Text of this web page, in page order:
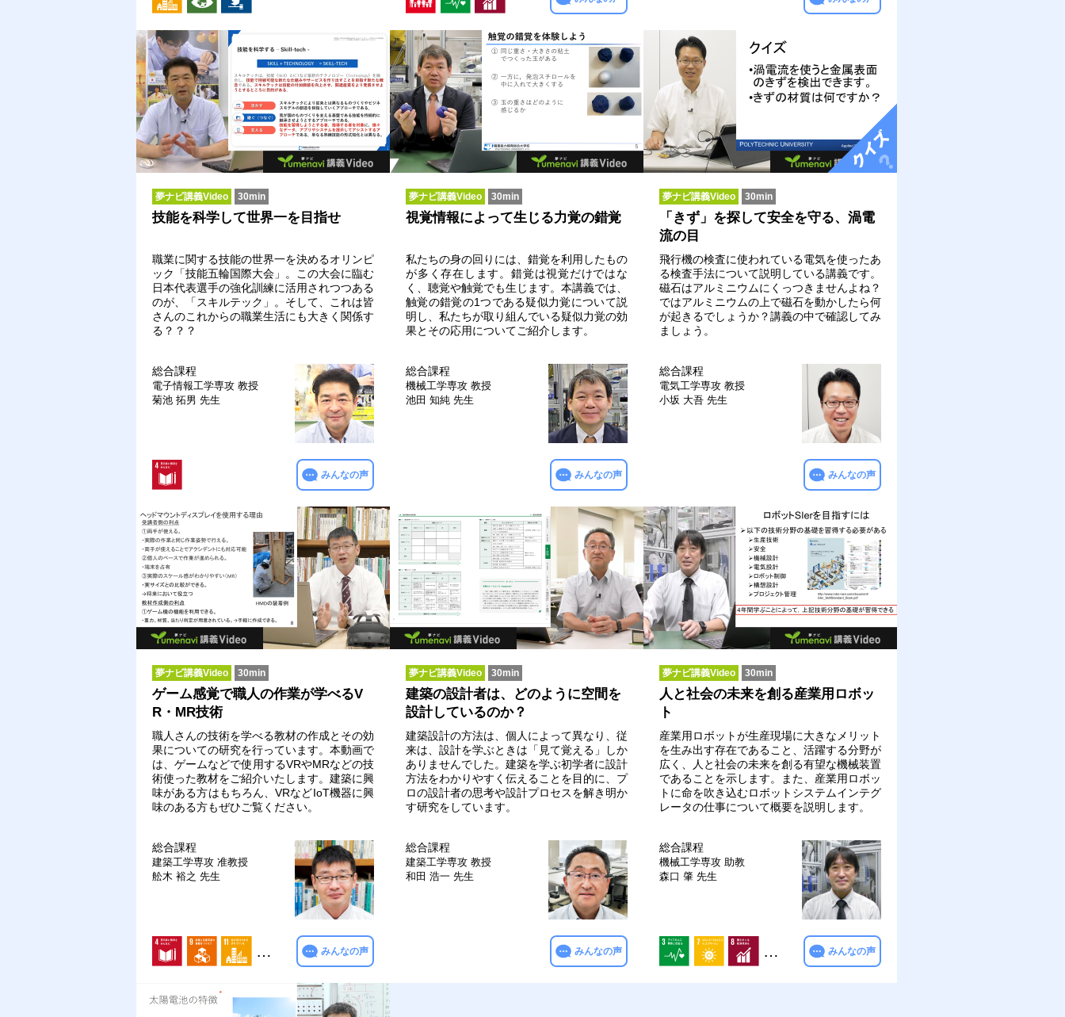
夢ナビ講義Video 30min
技能を科学して世界一を目指せ
職業に関する技能の世界一を決めるオリンピ
ック「技能五輪国際大会」。この大会に臨む
日本代表選手の強化訓練に活用されつつある
のが、「スキルテック」。そして、これは皆
さんのこれからの職業生活にも大きく関係す
る？？？
総合課程
電子情報工学専攻 教授
菊池 拓男 先生
みんなの声
夢ナビ講義Video 30min
視覚情報によって生じる力覚の錯覚
私たちの身の回りには、錯覚を利用したもの
が多く存在します。錯覚は視覚だけではな
く、聴覚や触覚でも生じます。本講義では、
触覚の錯覚の1つである疑似力覚について説
明し、私たちが取り組んでいる疑似力覚の効
果とその応用についてご紹介します。
総合課程
機械工学専攻 教授
池田 知純 先生
みんなの声
夢ナビ講義Video 30min
「きず」を探して安全を守る、渦電
流の目
飛行機の検査に使われている電気を使ったあ
る検査手法について説明している講義です。
磁石はアルミニウムにくっつきませんよね？
ではアルミニウムの上で磁石を動かしたら何
が起きるでしょうか？講義の中で確認してみ
ましょう。
総合課程
電気工学専攻 教授
小坂 大吾 先生
みんなの声
夢ナビ講義Video 30min
ゲーム感覚で職人の作業が学べるV
R・MR技術
職人さんの技術を学べる教材の作成とその効
果についての研究を行っています。本動画で
は、ゲームなどで使用するVRやMRなどの技
術使った教材をご紹介いたします。建築に興
味がある方はもちろん、VRなどIoT機器に興
味のある方もぜひご覧ください。
総合課程
建築工学専攻 准教授
舩木 裕之 先生
… みんなの声
夢ナビ講義Video 30min
建築の設計者は、どのように空間を
設計しているのか？
建築設計の方法は、個人によって異なり、従
来は、設計を学ぶときは「見て覚える」しか
ありませんでした。建築を学ぶ初学者に設計
方法をわかりやすく伝えることを目的に、プ
ロの設計者の思考や設計プロセスを解き明か
す研究をしています。
総合課程
建築工学専攻 教授
和田 浩一 先生
みんなの声
夢ナビ講義Video 30min
人と社会の未来を創る産業用ロボッ
ト
産業用ロボットが生産現場に大きなメリット
を生み出す存在であること、活躍する分野が
広く、人と社会の未来を創る有望な機械装置
であることを示します。また、産業用ロボッ
トに命を吹き込むロボットシステムインテグ
レータの仕事について概要を説明します。
総合課程
機械工学専攻 助教
森口 肇 先生
… みんなの声